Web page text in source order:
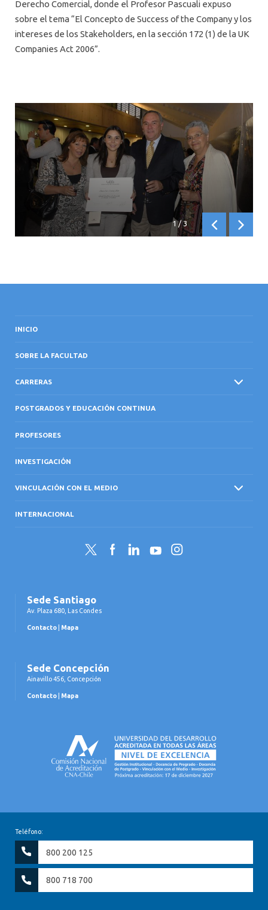
Derecho Comercial, donde el Profesor Pascuali expuso
sobre el tema “El Concepto de Success of the Company y los
intereses de los Stakeholders, en la sección 172 (1) de la UK
Companies Act 2006”.
1 / 3
Anterior
INICIO
SOBRE LA FACULTAD
CARRERAS
POSTGRADOS Y EDUCACIÓN CONTINUA
PROFESORES
INVESTIGACIÓN
VINCULACIÓN CON EL MEDIO
INTERNACIONAL
Twitter FacebookLinkedInYouTubeInstagram
Sede Santiago
Av. Plaza 680, Las Condes
Contacto Mapa
Sede Concepción
Ainavillo 456, Concepción
Contacto Mapa
Teléfono:
800 200 125
800 718 700